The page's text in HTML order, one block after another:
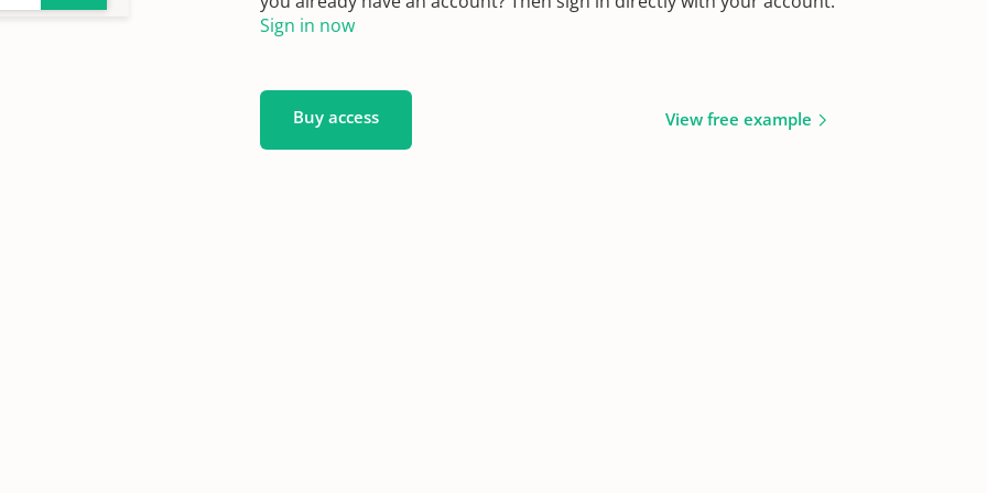
Sign in now
Buy access View free example